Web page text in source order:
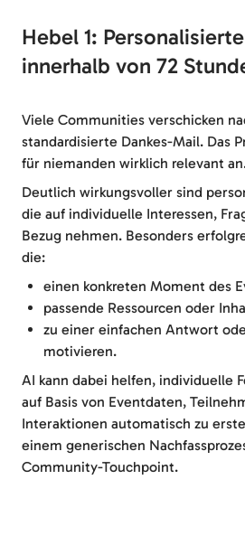
Hebel 1:
innerhalb von 72
Viele Communities verschicken
standardisierte Dankes-Mail. Das
für niemanden wirklich relevant
Deutlich wirkungsvoller sind
die auf individuelle Interessen,
Bezug nehmen. Besonders
die:
einen konkreten Moment des
passende Ressourcen oder
zu einer einfachen Antwort
motivieren.
AI kann dabei helfen, individuelle
auf Basis von Eventdaten,
Interaktionen automatisch zu
einem generischen
Community-Touchpoint.